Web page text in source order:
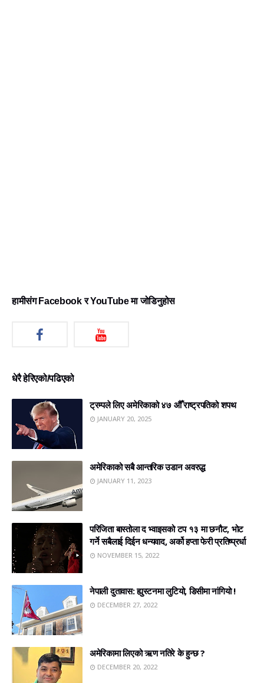
हामीसंग Facebook र YouTube मा जोडिनुहोस
धेरै हेरिएको/पढिएको
ट्रम्पले लिए अमेरिकाको ४७ औँ राष्ट्रपतिको शपथ
JANUARY 20, 2025
अमेरिकाको सबै आन्तरिक उडान अवरुद्ध
JANUARY 11, 2023
परिजिता बास्तोला द भ्वाइसको टप १३ मा छनौट, भोट
गर्ने सबैलाई दिईन धन्यवाद, अर्को हप्ता फेरी प्रतिष्प्रर्धा
NOVEMBER 15, 2022
नेपाली दुतावास: ह्युस्टनमा लुटियो, डिसीमा नांगियो !
DECEMBER 27, 2022
अमेरिकामा लिएको ऋण नतिरे के हुन्छ ?
DECEMBER 20, 2022